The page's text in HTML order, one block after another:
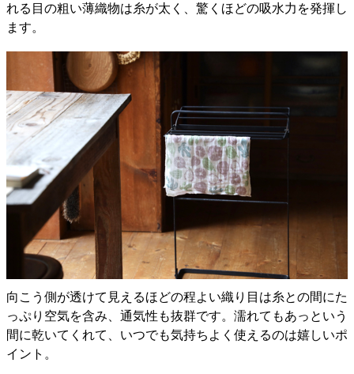
れる目の粗い薄織物は糸が太く、驚くほどの吸水力を発揮し
ます。
向こう側が透けて見えるほどの程よい織り目は糸との間にた
っぷり空気を含み、通気性も抜群です。濡れてもあっという
間に乾いてくれて、いつでも気持ちよく使えるのは嬉しいポ
イント。